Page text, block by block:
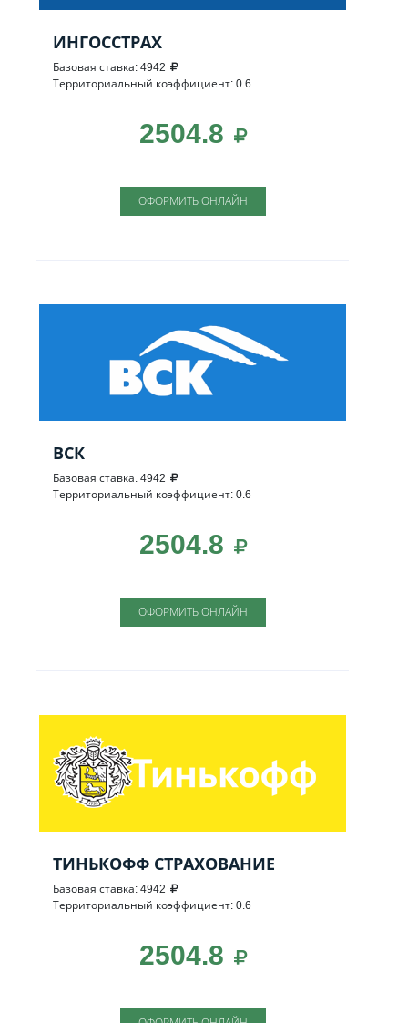
ИНГОССТРАХ
Базовая ставка: 4942
Территориальный коэффициент: 0.6
2504.8
ОФОРМИТЬ ОНЛАЙН
ВСК
Базовая ставка: 4942
Территориальный коэффициент: 0.6
2504.8
ОФОРМИТЬ ОНЛАЙН
ТИНЬКОФФ СТРАХОВАНИЕ
Базовая ставка: 4942
Территориальный коэффициент: 0.6
2504.8